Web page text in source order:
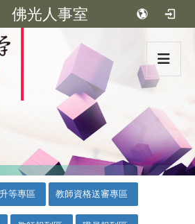
佛光人事室
:::
等專區 教師資格送審專區